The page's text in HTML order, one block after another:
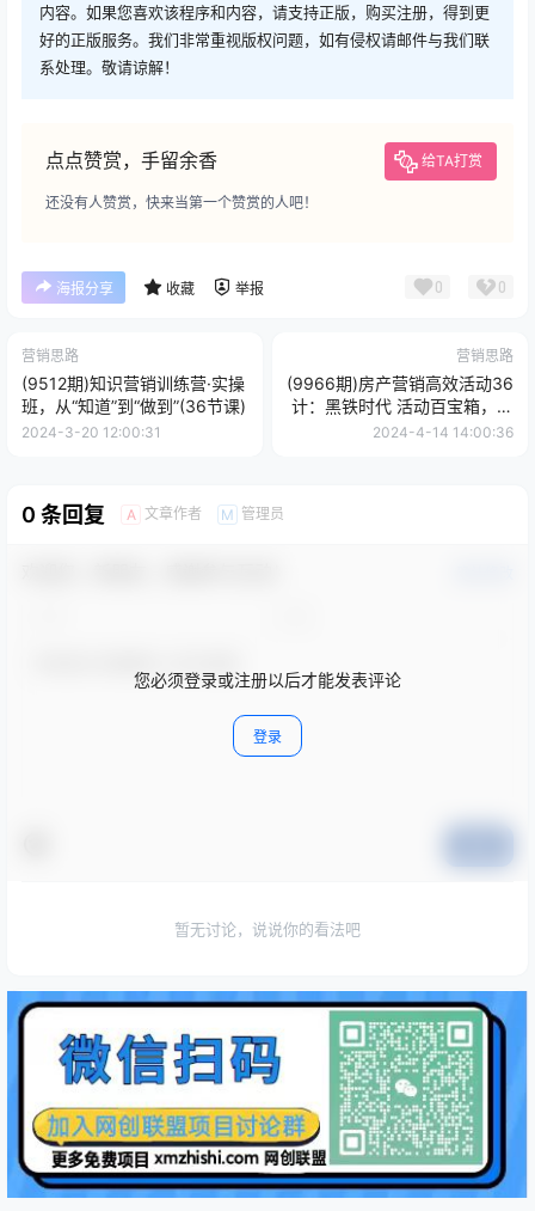
内容。如果您喜欢该程序和内容，请支持正版，购买注册，得到更
好的正版服务。我们非常重视版权问题，如有侵权请邮件与我们联
系处理。敬请谅解！
点点赞赏，手留余香 给TA打赏
还没有人赞赏，快来当第一个赞赏的人吧！
海报分享 收藏 举报 0 0
营销思路
(9512期)知识营销训练营·实操
班，从“知道”到“做到”(36节课)
2024-3-20 12:00:31
营销思路
(9966期)房产营销高效活动36
计：黑铁时代 活动百宝箱，写
方案不再熬夜加班
2024-4-14 14:00:36
0 条回复 A 文章作者 M 管理员
您必须登录或注册以后才能发表评论
登录
暂无讨论，说说你的看法吧